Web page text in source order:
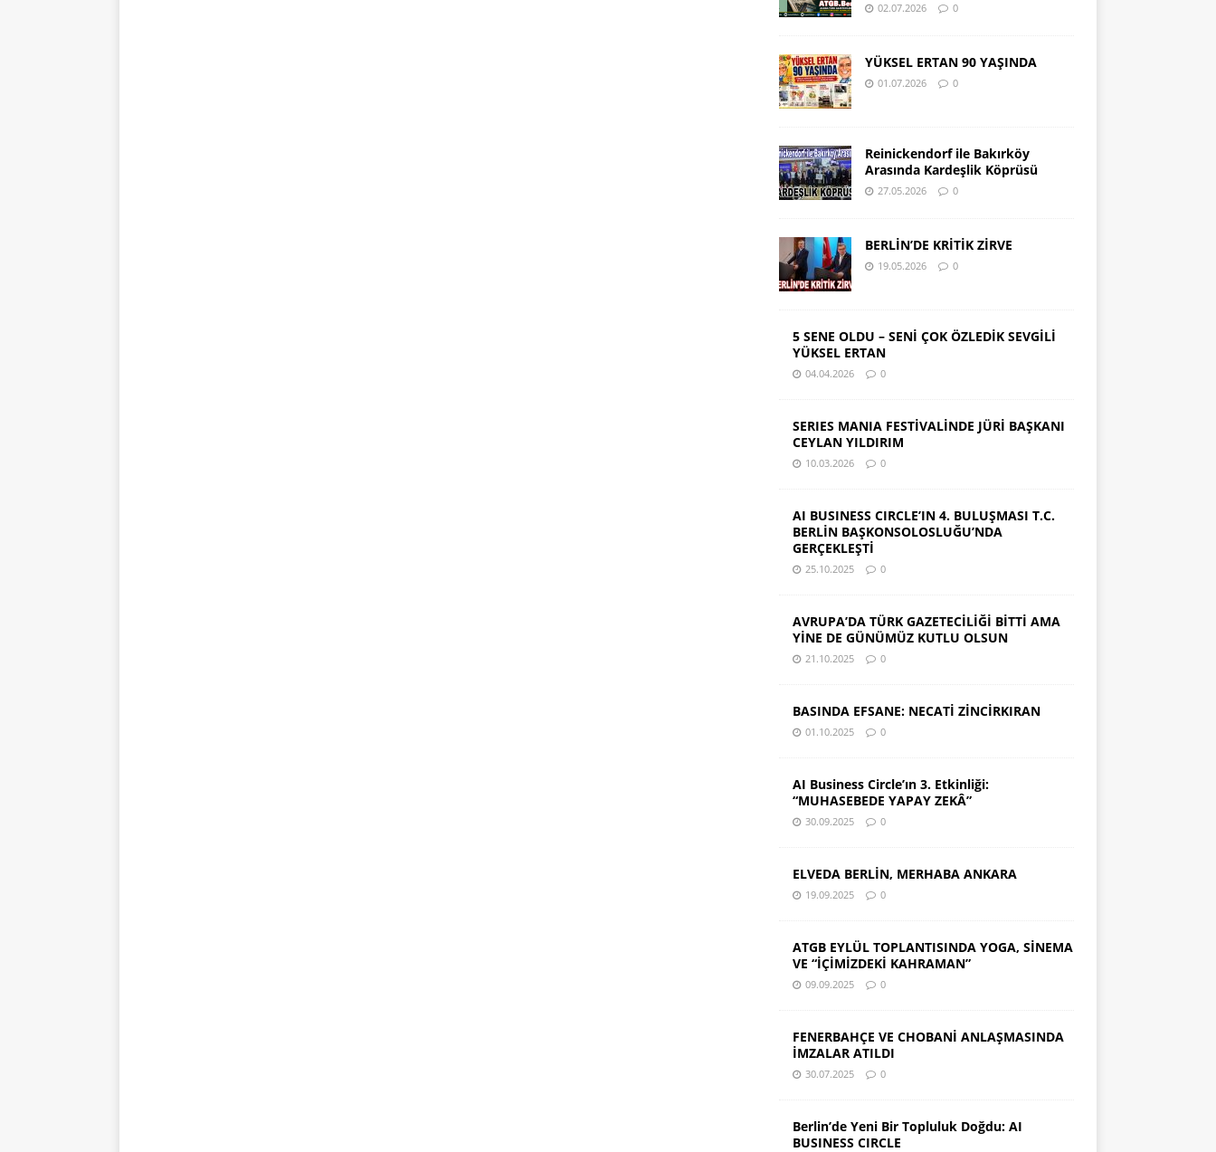
02.07.2026 0
YÜKSEL ERTAN 90 YAŞINDA
01.07.2026 0
Reinickendorf ile Bakırköy
Arasında Kardeşlik Köprüsü
27.05.2026 0
BERLİN’DE KRİTİK ZİRVE
19.05.2026 0
5 SENE OLDU – SENİ ÇOK ÖZLEDİK SEVGİLİ
YÜKSEL ERTAN
04.04.2026 0
SERIES MANIA FESTİVALİNDE JÜRİ BAŞKANI
CEYLAN YILDIRIM
10.03.2026 0
AI BUSINESS CIRCLE’IN 4. BULUŞMASI T.C.
BERLİN BAŞKONSOLOSLUĞU’NDA
GERÇEKLEŞTİ
25.10.2025 0
AVRUPA’DA TÜRK GAZETECİLİĞİ BİTTİ AMA
YİNE DE GÜNÜMÜZ KUTLU OLSUN
21.10.2025 0
BASINDA EFSANE: NECATİ ZİNCİRKIRAN
01.10.2025 0
AI Business Circle’ın 3. Etkinliği:
“MUHASEBEDE YAPAY ZEKÂ”
30.09.2025 0
ELVEDA BERLİN, MERHABA ANKARA
19.09.2025 0
ATGB EYLÜL TOPLANTISINDA YOGA, SİNEMA
VE “İÇİMİZDEKİ KAHRAMAN”
09.09.2025 0
FENERBAHÇE VE CHOBANİ ANLAŞMASINDA
İMZALAR ATILDI
30.07.2025 0
Berlin’de Yeni Bir Topluluk Doğdu: AI
BUSINESS CIRCLE